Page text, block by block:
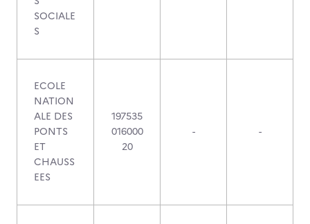
SOCIALE
S
ECOLE
NATION
ALE DES
PONTS
ET
CHAUSS
EES
197535
016000
20
- -